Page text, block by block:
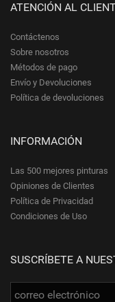
ATENCIÓN AL
Contáctenos
Sobre nosotros
Métodos de pago
Envío y Devoluciones
Política de devoluciones
INFORMACIÓN
Las 500 mejores pinturas
Opiniones de Clientes
Política de Privacidad
Condiciones de Uso
SUSCRÍBETE A